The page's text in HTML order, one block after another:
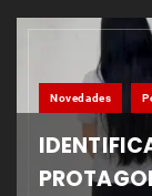
Novedades